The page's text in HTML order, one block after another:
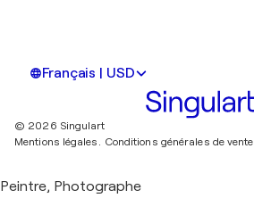
Français | USD
© 2026 Singulart
Mentions légales. Conditions générales de vente
Peintre, Photographe